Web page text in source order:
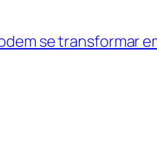
se transformar